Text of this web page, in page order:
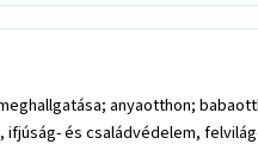
anyaotthon;
ifjúság- és családvédelem,